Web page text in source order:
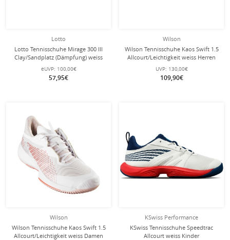
Lotto
Lotto Tennisschuhe Mirage 300 III
Clay/Sandplatz (Dämpfung) weiss
Damen
eUVP: 100,00€
57,95€
Wilson
Wilson Tennisschuhe Kaos Swift 1.5
Allcourt/Leichtigkeit weiss Herren
UVP: 130,00€
109,90€
Wilson
Wilson Tennisschuhe Kaos Swift 1.5
Allcourt/Leichtigkeit weiss Damen
KSwiss Performance
KSwiss Tennisschuhe Speedtrac
Allcourt weiss Kinder